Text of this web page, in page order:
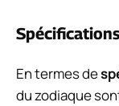
En termes de
du zodiaque